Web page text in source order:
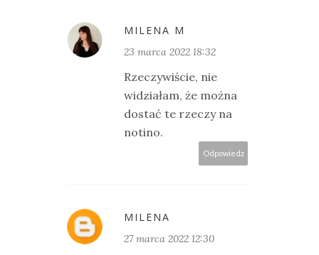
MILENA M
23 marca 2022 18:32
Rzeczywiście, nie
widziałam, że można
dostać te rzeczy na
notino.
Odpowiedz
MILENA
27 marca 2022 12:30